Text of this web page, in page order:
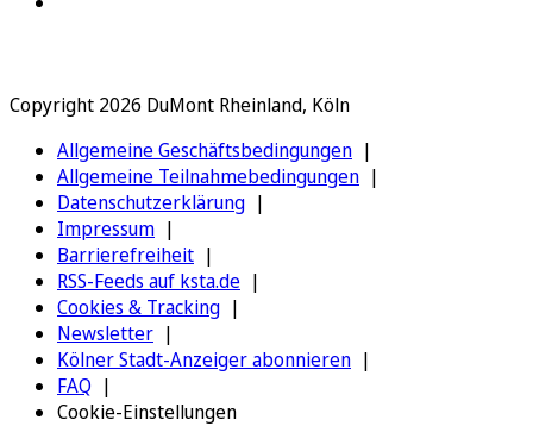
Copyright 2026 DuMont Rheinland, Köln
Allgemeine Geschäftsbedingungen
Allgemeine Teilnahmebedingungen
Datenschutzerklärung
Impressum
Barrierefreiheit
RSS-Feeds auf ksta.de
Cookies & Tracking
Newsletter
Kölner Stadt-Anzeiger abonnieren
FAQ
Cookie-Einstellungen